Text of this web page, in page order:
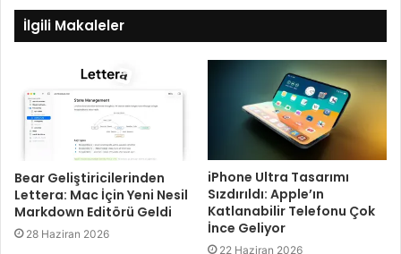
İlgili Makaleler
Bear Geliştiricilerinden
Lettera: Mac İçin Yeni Nesil
Markdown Editörü Geldi
28 Haziran 2026
iPhone Ultra Tasarımı
Sızdırıldı: Apple’ın
Katlanabilir Telefonu Çok
İnce Geliyor
22 Haziran 2026